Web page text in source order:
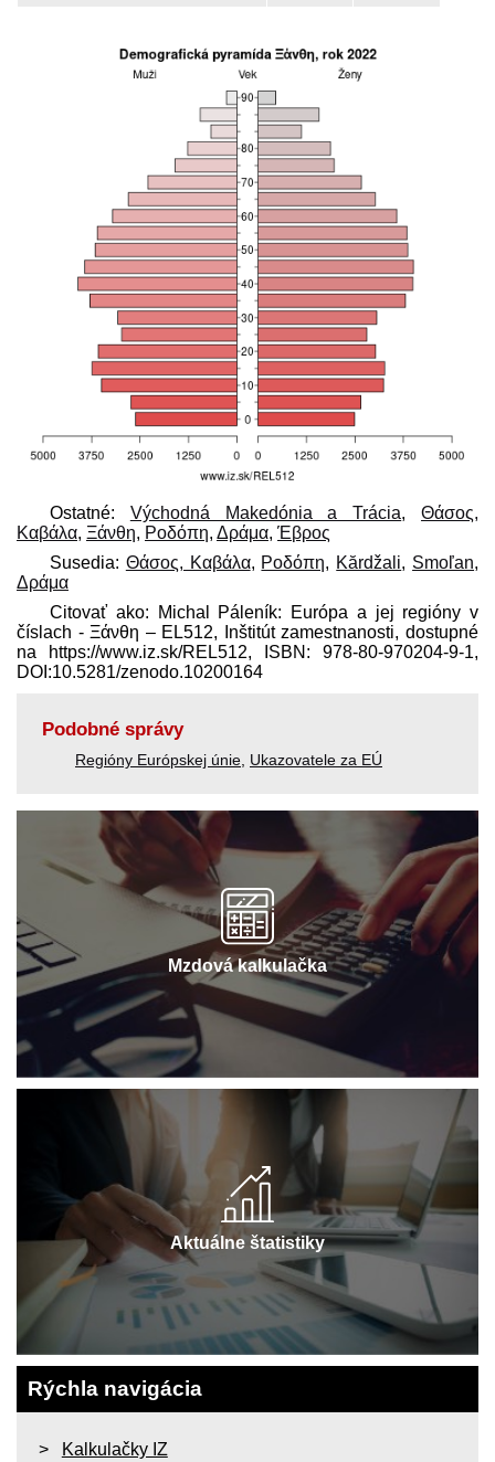
Ostatné: Východná Makedónia a Trácia,Θάσος,
Καβάλα, Ξάνθη, Ροδόπη, Δράμα, Έβρος
Susedia: Θάσος, Καβάλα, Ροδόπη, Kărdžali, Smoľan,
Δράμα
Citovať ako: Michal Páleník: Európa a jej regióny v
číslach - Ξάνθη – EL512, Inštitút zamestnanosti, dostupné
na https://www.iz.sk/​REL512, ISBN: 978-80-970204-9-1,
DOI:10.5281/zenodo.10200164
Podobné správy
Regióny Európskej únie Ukazovatele za EÚ
Mzdová kalkulačka
Aktuálne štatistiky
Rýchla navigácia
Kalkulačky IZ